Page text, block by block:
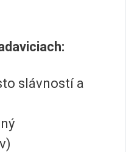
slávností a